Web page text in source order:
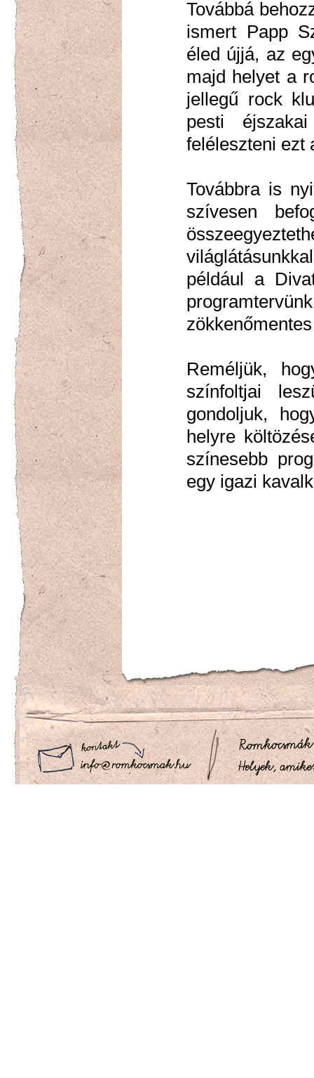
Továbbá
ismert Papp
éled újjá, az
majd helyet a
jellegű rock
pesti
feléleszteni ezt
Továbbra is
szívesen
például a
Reméljük,
színfoltjai
gondoljuk,
helyre
színesebb
egy igazi